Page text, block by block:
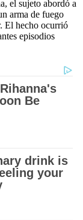
el sujeto abordó a
arma de fuego
El hecho ocurrió
episodios